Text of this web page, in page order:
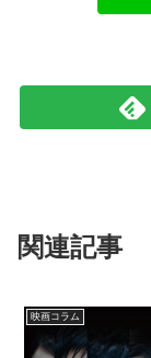
関連記事
映画コラム